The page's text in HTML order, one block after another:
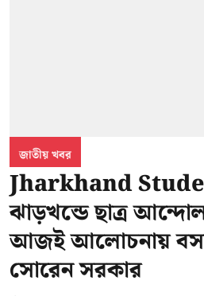
জাতীয় খবর
Jharkhand
ঝাড়খন্ডে ছাত্র
আজই আলোচনায়
সোরেন সরকার